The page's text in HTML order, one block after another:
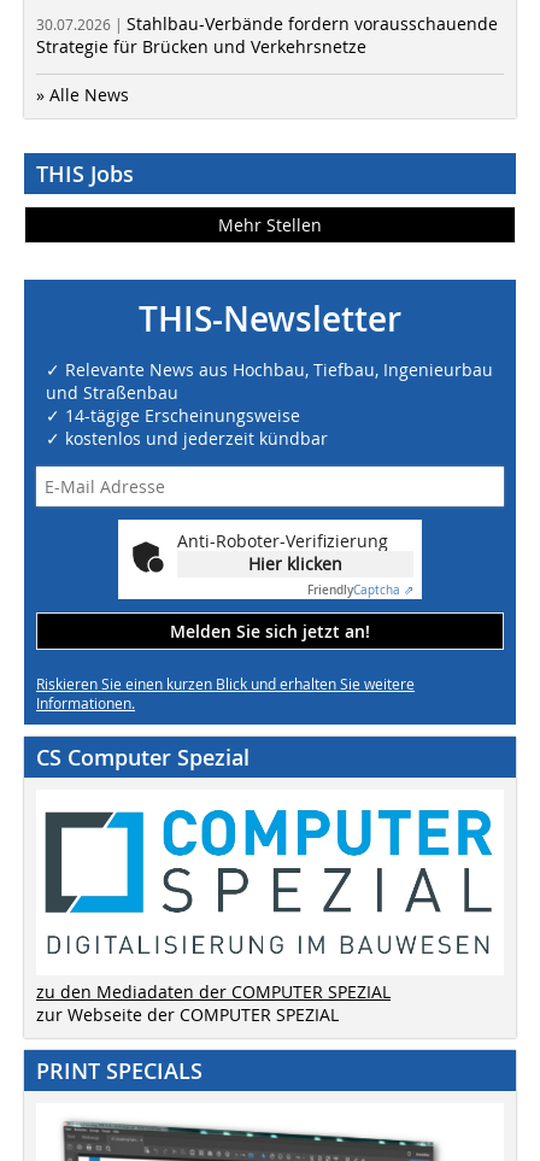
30.07.2026 | Stahlbau-Verbände fordern vorausschauende
Strategie für Brücken und Verkehrsnetze
» Alle News
THIS Jobs
Mehr Stellen
THIS-Newsletter
✓ Relevante News aus Hochbau, Tiefbau, Ingenieurbau
und Straßenbau
✓ 14-tägige Erscheinungsweise
✓ kostenlos und jederzeit kündbar
Anti-Roboter-Verifizierung
Hier klicken
FriendlyCaptcha ⇗
Melden Sie sich jetzt an!
Riskieren Sie einen kurzen Blick und erhalten Sie weitere
Informationen.
CS Computer Spezial
zu den Mediadaten der COMPUTER SPEZIAL
zur Webseite der COMPUTER SPEZIAL
PRINT SPECIALS